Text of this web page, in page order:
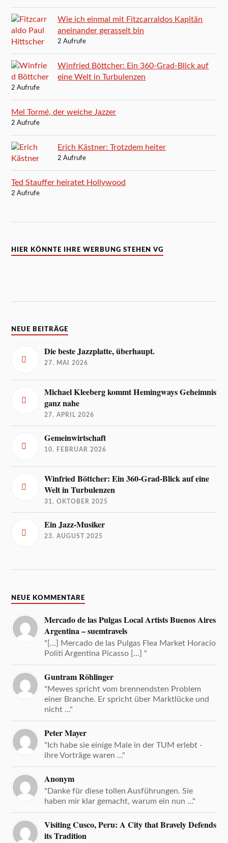
Wie ich einmal mit Fitzcarraldos Kapitän
aneinander gerasselt bin
2 Aufrufe
Winfried Böttcher: Ein 360-Grad-Blick auf
eine Welt in Turbulenzen
2 Aufrufe
Mel Tormé, der weiche Jazzer
2 Aufrufe
Erich Kästner: Trotzdem heiter
2 Aufrufe
Ted Stauffer heiratet Hollywood
2 Aufrufe
HIER KÖNNTE IHRE WERBUNG STEHEN VG
NEUE BEITRÄGE
Die beste Jazzplatte, überhaupt.
27. MAI 2026
Michael Kleeberg kommt Hemingways Geheimnis
ganz nahe
27. APRIL 2026
Gemeinwirtschaft
10. FEBRUAR 2026
Winfried Böttcher: Ein 360-Grad-Blick auf eine
Welt in Turbulenzen
31. OKTOBER 2025
Ein Jazz-Musiker
23. AUGUST 2025
NEUE KOMMENTARE
Mercado de las Pulgas Local Artists Buenos Aires
Argentina – suemtravels
"[…] Mercado de las Pulgas Flea Market Horacio
Politi Argentina Picasso […] "
Guntram Röhlinger
"Mewes spricht vom brennendsten Problem
einer Branche. Er spricht über Marktlücke und
nicht ..."
Peter Mayer
"Ich habe sie einige Male in der TUM erlebt -
ihre Vorträge waren ..."
Anonym
"Danke für diese tollen Ausführungen. Sie
haben mir klar gemacht, warum ein nun ..."
Visiting Cusco, Peru: A City that Bravely Defends
its Tradition